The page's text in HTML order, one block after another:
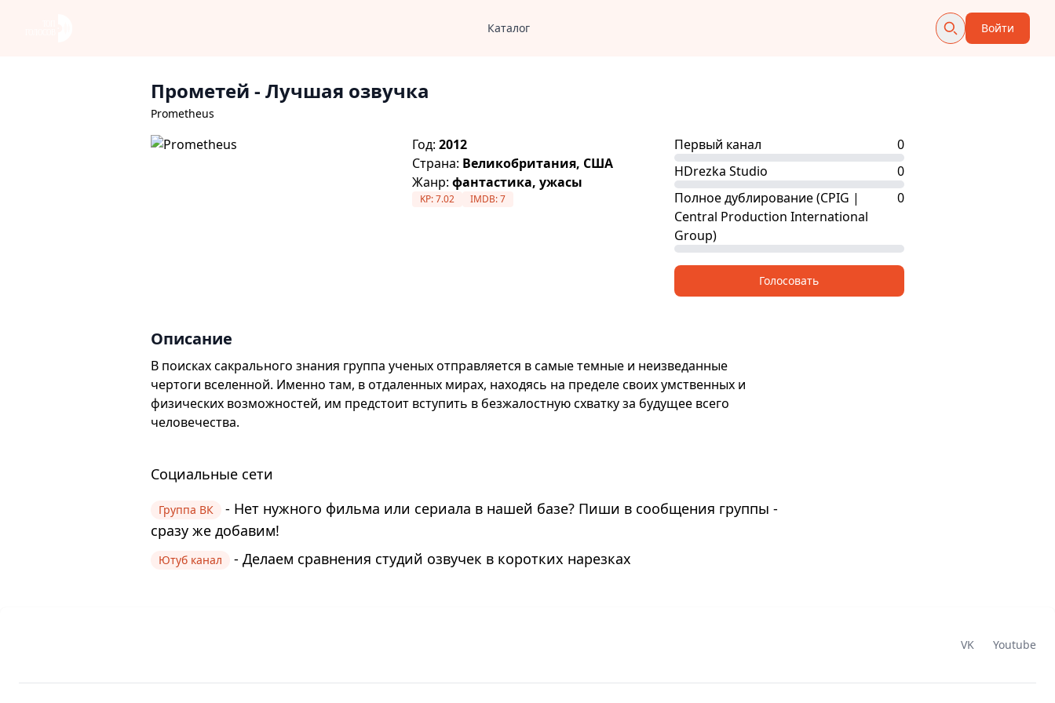
Каталог Войти
Прометей - Лучшая озвучка
Prometheus
Год:2012
Страна: Великобритания, США
Жанр:фантастика, ужасы
KP:7.02 IMDB:7
Первый канал
0
HDrezka Studio
0
Полное дублирование (CPIG |
Central Production International
Group)
0
Голосовать
Описание
В поисках сакрального знания группа ученых отправляется в самые темные и неизведанные
чертоги вселенной. Именно там, в отдаленных мирах, находясь на пределе своих умственных и
физических возможностей, им предстоит вступить в безжалостную схватку за будущее всего
человечества.
Социальные сети
Группа ВК
- Нет нужного фильма или сериала в нашей базе? Пиши в сообщения группы -
сразу же добавим!
Ютуб канал - Делаем сравнения студий озвучек в коротких нарезках
VK Youtube